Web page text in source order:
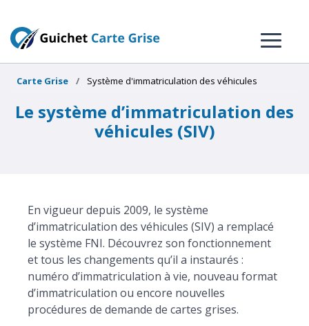
Carte Grise Système d'immatriculation des véhicules
Le système d’immatriculation des
véhicules (SIV)
En vigueur depuis 2009, le système
d’immatriculation des véhicules (SIV) a remplacé
le système FNI. Découvrez son fonctionnement
et tous les changements qu’il a instaurés :
numéro d’immatriculation à vie, nouveau format
d’immatriculation ou encore nouvelles
procédures de demande de cartes grises.